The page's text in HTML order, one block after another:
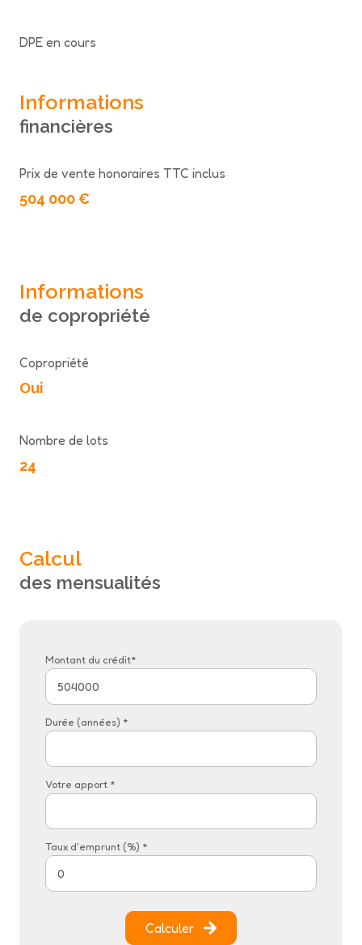
DPE en cours
Informations
financières
Prix de vente honoraires TTC inclus
504 000 €
Informations
de copropriété
Copropriété
Oui
Nombre de lots
24
Calcul
des mensualités
Montant du crédit*
Durée (années) *
Votre apport *
Taux d'emprunt (%) *
Calculer